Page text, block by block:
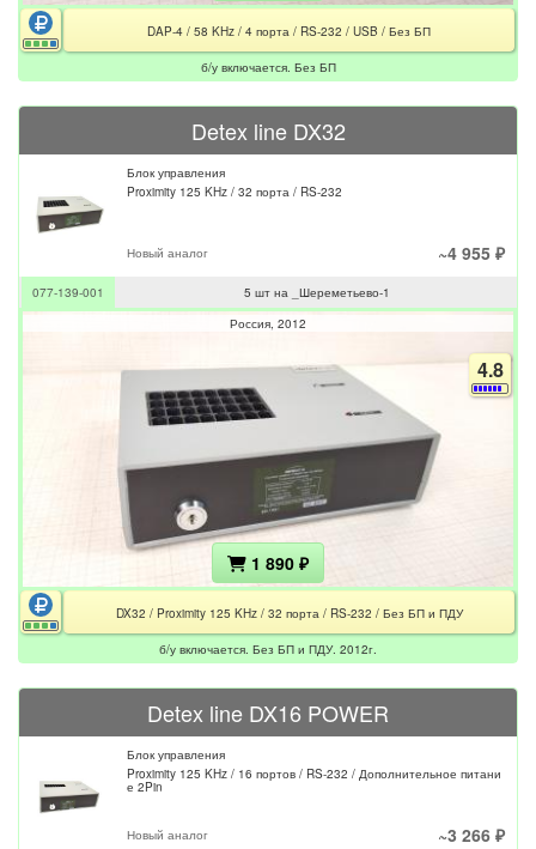
DAP-4 / 58 KHz / 4 порта / RS-232 / USB / Без БП
б/у включается. Без БП
Detex line DX32
Блок управления
Proximity 125 KHz / 32 порта / RS-232
Новый аналог ~4 955 ₽
077-139-001
5 шт на _Шереметьево-1
Россия 2012
4.8
1 890 ₽
DX32 / Proximity 125 KHz / 32 порта / RS-232 / Без БП и ПДУ
б/у включается. Без БП и ПДУ. 2012г.
Detex line DX16 POWER
Блок управления
Proximity 125 KHz / 16 портов / RS-232 / Дополнительное питани
е 2Pin
Новый аналог ~3 266 ₽